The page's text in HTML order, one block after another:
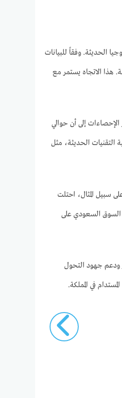
الحديثة. وفقاً للبيانات
في المنطقة. هذا الاتجاه يستمر مع
إلى أن حوالي
التقنيات الحديثة، مثل
سبيل المثال، احتلت
السوق السعودي على
الابتكار ودعم جهود التحول
في المملكة.